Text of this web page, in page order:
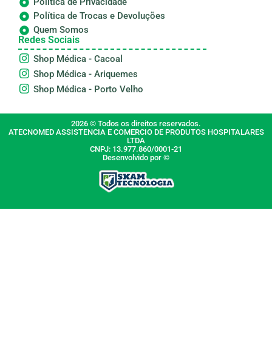
Política de Trocas e Devoluções
Quem Somos
Redes Sociais
Shop Médica - Cacoal
Shop Médica - Ariquemes
Shop Médica - Porto Velho
2026 © Todos os direitos reservados.
ATECNOMED ASSISTENCIA E COMERCIO DE PRODUTOS HOSPITALARES
LTDA
CNPJ: 13.977.860/0001-21
Desenvolvido por ©